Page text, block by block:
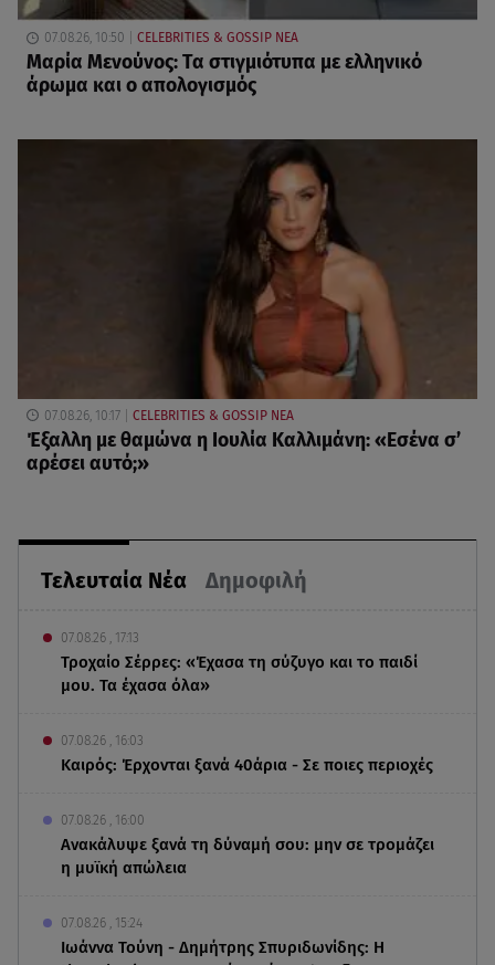
Τελευταία Νέα Δημοφιλή
07.08.26 , 17:13
Τροχαίο Σέρρες: «Έχασα τη σύζυγο και το παιδί
μου. Τα έχασα όλα»
07.08.26 , 16:03
Καιρός: Έρχονται ξανά 40άρια - Σε ποιες περιοχές
07.08.26 , 16:00
Ανακάλυψε ξανά τη δύναμή σου: μην σε τρομάζει
η μυϊκή απώλεια
07.08.26 , 15:24
Ιωάννα Τούνη - Δημήτρης Σπυριδωνίδης: Η
07.08.26, 10:50 CELEBRITIES & GOSSIP ΝΕΑ
Μαρία Μενούνος: Τα στιγμιότυπα με ελληνικό
άρωμα και ο απολογισμός
07.08.26, 10:17 CELEBRITIES & GOSSIP ΝΕΑ
Έξαλλη με θαμώνα η Ιουλία Καλλιμάνη: «Εσένα σ’
αρέσει αυτό;»